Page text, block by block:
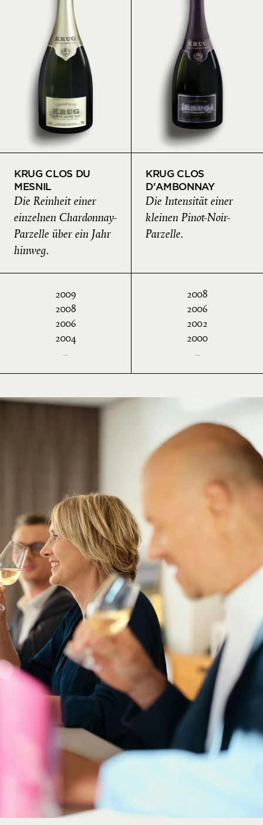
KRUG CLOS DU
MESNIL
Die Reinheit einer
einzelnen Chardonnay-
Parzelle über ein Jahr
hinweg.
2009
2008
2006
2004
KRUG CLOS
D'AMBONNAY
Die Intensität einer
kleinen Pinot-Noir-
Parzelle.
2008
2006
2002
2000